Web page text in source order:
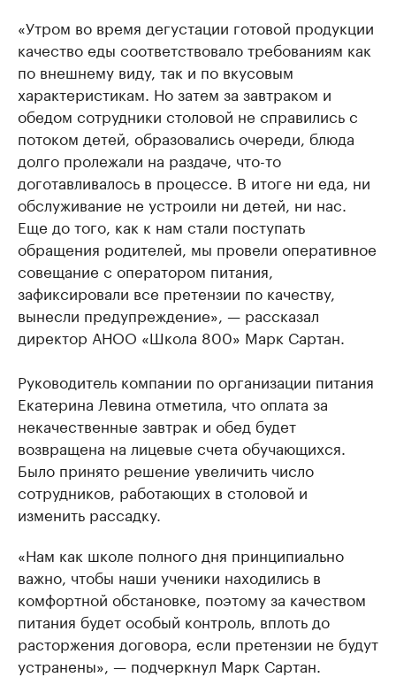
«Утром во время дегустации готовой продукции
качество еды соответствовало требованиям как
по внешнему виду, так и по вкусовым
характеристикам. Но затем за завтраком и
обедом сотрудники столовой не справились с
потоком детей, образовались очереди, блюда
долго пролежали на раздаче, что-то
доготавливалось в процессе. В итоге ни еда, ни
обслуживание не устроили ни детей, ни нас.
Еще до того, как к нам стали поступать
обращения родителей, мы провели оперативное
совещание с оператором питания,
зафиксировали все претензии по качеству,
вынесли предупреждение», — рассказал
директор АНОО «Школа 800» Марк Сартан.
Руководитель компании по организации питания
Екатерина Левина отметила, что оплата за
некачественные завтрак и обед будет
возвращена на лицевые счета обучающихся.
Было принято решение увеличить число
сотрудников, работающих в столовой и
изменить рассадку.
«Нам как школе полного дня принципиально
важно, чтобы наши ученики находились в
комфортной обстановке, поэтому за качеством
питания будет особый контроль, вплоть до
расторжения договора, если претензии не будут
устранены», — подчеркнул Марк Сартан.